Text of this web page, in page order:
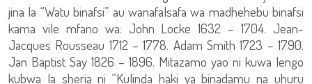
jina la “Watu binafsi” au wanafalsafa wa madhehebu binafsi
kama vile mfano wa: John Locke 1632 – 1704. Jean-
Jacques Rousseau 1712 – 1778. Adam Smith 1723 – 1790.
Jan Baptist Say 1826 – 1896. Mitazamo yao ni kuwa lengo
kubwa la sheria ni “Kulinda haki ya binadamu na uhuru